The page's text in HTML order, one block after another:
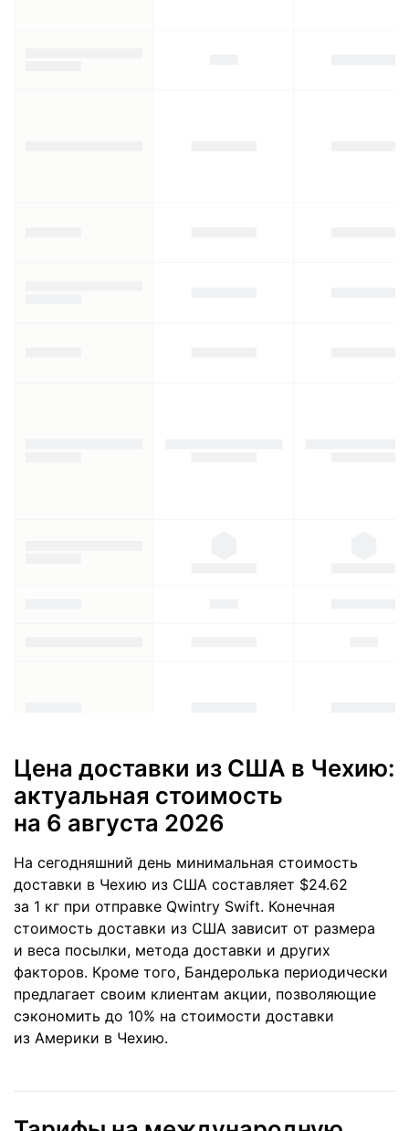
Цена доставки из США в Чехию:
актуальная стоимость
на 6 августа 2026
На сегодняшний день минимальная стоимость
доставки в Чехию из США составляет $24.62
за 1 кг при отправке Qwintry Swift. Конечная
стоимость доставки из США зависит от размера
и веса посылки, метода доставки и других
факторов. Кроме того, Бандеролька периодически
предлагает своим клиентам акции, позволяющие
сэкономить до 10% на стоимости доставки
из Америки в Чехию.